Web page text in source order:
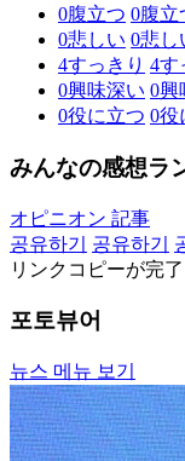
0腹立つ 0腹立
0悲しい 0悲し
4すっきり 4す
0興味深い 0興
0役に立つ 0役
みんなの感想ラ
オピニオン 記事
공유하기
공유하기
リンクコピーが完了
포토뷰어
뉴스 메뉴 보기